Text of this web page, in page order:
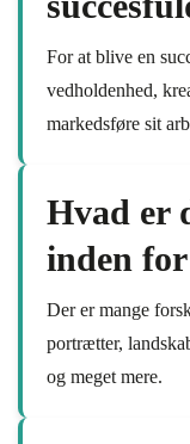
For at blive en
vedholdenhed,
markedsføre sit
Hvad er
inden
Der er mange
portrætter,
og meget mere.